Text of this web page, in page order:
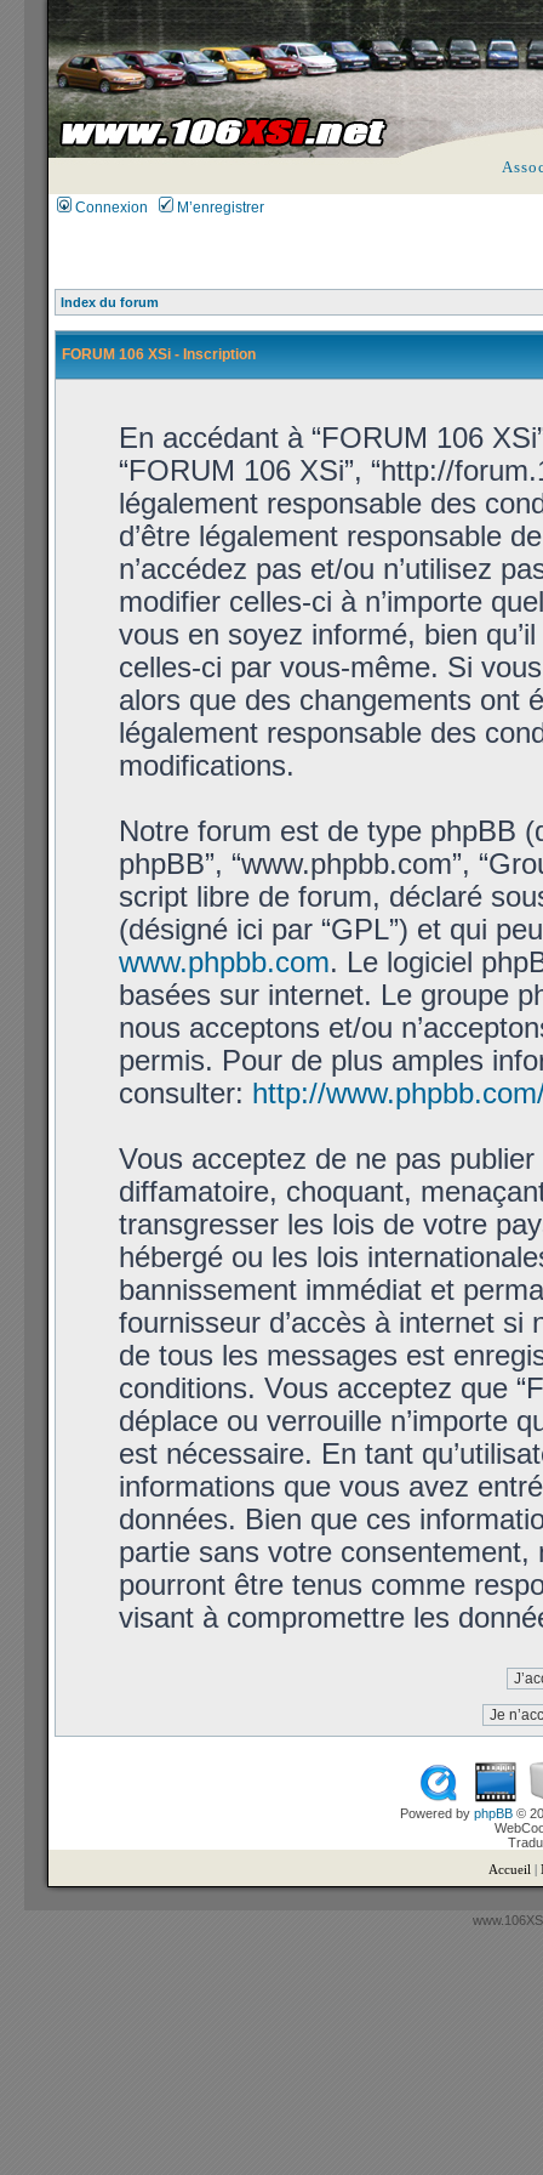
Connexion M’enregistrer
Index du forum
FORUM 106 XSi - Inscription
En accédant à “FORUM 106
“FORUM 106 XSi”, “http://
légalement responsable des
d’être légalement responsable
n’accédez pas et/ou n’utilisez
modifier celles-ci à n’importe
vous en soyez informé, bien
celles-ci par vous-même. Si
alors que des changements ont
légalement responsable des
modifications.
Notre forum est de type phpBB
phpBB”, “www.phpbb.com”,
script libre de forum, déclaré
(désigné ici par “GPL”) et qui
www.phpbb.com. Le logiciel
basées sur internet. Le groupe
nous acceptons et/ou
permis. Pour de plus amples
consulter: http://
Vous acceptez de ne pas
diffamatoire, choquant,
transgresser les lois de votre
hébergé ou les lois
bannissement immédiat et
fournisseur d’accès à internet si
de tous les messages est
conditions. Vous acceptez que
déplace ou verrouille n’importe
est nécessaire. En tant
informations que vous avez
données. Bien que ces
partie sans votre consentement,
pourront être tenus comme
visant à compromettre les
Powered by phpBB ©
Accueil |